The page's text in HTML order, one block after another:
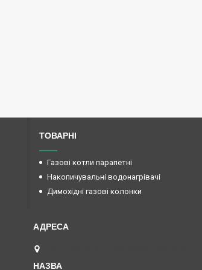
ТОВАРНІ
Газові котли парапетні
Накопичувальні водонагрівачі
Димохідні газові колонки